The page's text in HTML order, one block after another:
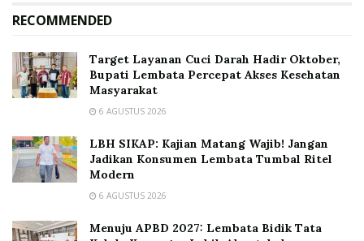
RECOMMENDED
Target Layanan Cuci Darah Hadir Oktober,
Bupati Lembata Percepat Akses Kesehatan
Masyarakat
6 AGUSTUS 2026
LBH SIKAP: Kajian Matang Wajib! Jangan
Jadikan Konsumen Lembata Tumbal Ritel
Modern
6 AGUSTUS 2026
Menuju APBD 2027: Lembata Bidik Tata